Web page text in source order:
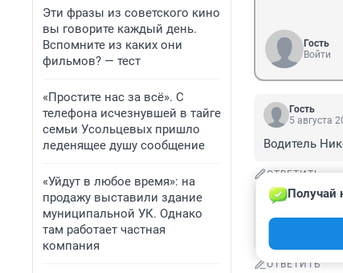
Эти фразы из советского кино
вы говорите каждый день.
Вспомните из каких они
фильмов? — тест
«Простите нас за всё». С
телефона исчезнувшей в тайге
семьи Усольцевых пришло
леденящее душу сообщение
«Уйдут в любое время»: на
продажу выставили здание
муниципальной УК. Однако
там работает частная
компания
Гость
Войти
Гость
5 августа
Водитель
ОТВЕТИТЬ
Гость
За сезон
ОТВЕТИТЬ
Получай